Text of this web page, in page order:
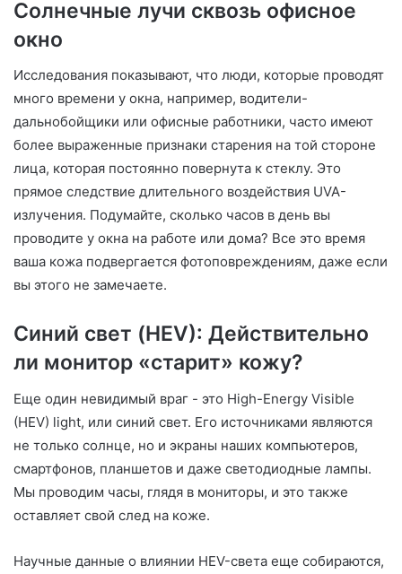
Солнечные лучи сквозь офисное
окно
Исследования показывают, что люди, которые проводят
много времени у окна, например, водители-
дальнобойщики или офисные работники, часто имеют
более выраженные признаки старения на той стороне
лица, которая постоянно повернута к стеклу. Это
прямое следствие длительного воздействия UVA-
излучения. Подумайте, сколько часов в день вы
проводите у окна на работе или дома? Все это время
ваша кожа подвергается фотоповреждениям, даже если
вы этого не замечаете.
Синий свет (HEV): Действительно
ли монитор «старит» кожу?
Еще один невидимый враг - это High-Energy Visible
(HEV) light, или синий свет. Его источниками являются
не только солнце, но и экраны наших компьютеров,
смартфонов, планшетов и даже светодиодные лампы.
Мы проводим часы, глядя в мониторы, и это также
оставляет свой след на коже.
Научные данные о влиянии HEV-света еще собираются,